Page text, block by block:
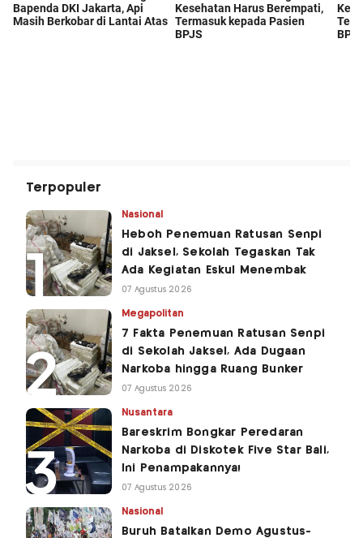
Terpopuler
Nasional
Heboh Penemuan Ratusan Senpi
di Jaksel, Sekolah Tegaskan Tak
Ada Kegiatan Eskul Menembak
07 Agustus 2026
Megapolitan
7 Fakta Penemuan Ratusan Senpi
di Sekolah Jaksel, Ada Dugaan
Narkoba hingga Ruang Bunker
07 Agustus 2026
Nusantara
Bareskrim Bongkar Peredaran
Narkoba di Diskotek Five Star Bali,
Ini Penampakannya!
07 Agustus 2026
Nasional
Buruh Batalkan Demo Agustus-